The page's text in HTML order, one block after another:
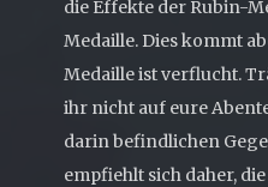
die Effekte der Rubin-
Medaille. Dies kommt
Medaille ist verflucht.
ihr nicht auf eure
darin befindlichen
empfiehlt sich daher,